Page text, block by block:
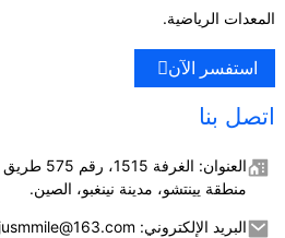
المعدات الرياضية.
استفسر الآن
اتصل بنا
العنوان:
منطقة يينتشو، مدينة نينغبو، الصين.
البريد الإلكتروني: jusmmile@163.com